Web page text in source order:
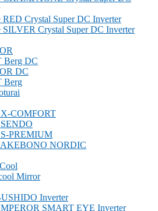
RED Crystal Super DC Inverter
SILVER Crystal Super DC Inverter
Berg DC
DC
Berg
COMFORT
PREMIUM
NORDIC
Mirror
Inverter
SMART EYE Inverter